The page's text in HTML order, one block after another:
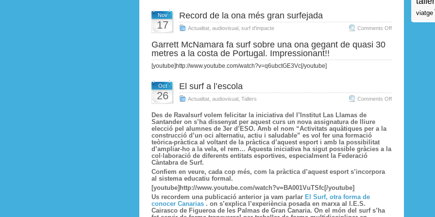
Nov
17
Record de la ona més gran surfejada
Actualitat audiovisual surf d'impacte Comments Offon
Garrett McNamara fa surf sobre una ona gegant de quasi 30
metres a la costa de Portugal. Impressionant!!
[youtube]http://www.youtube.com/watch?v=q6ubctGE3Vc[/youtube]
Oct
26
El surf a l’escola
Actualitat audiovisual Tallers Comments Offon
Des de Ravalsurf volem felicitar la iniciativa del
l’Institut Las Llamas de
Santander on s’ha dissenyat per aquest curs un nova assignatura de lliure
elecció pel alumnes de 3er d’ESO. Amb el nom “Activitats aquàtiques per a la
construcció d’un oci alternatiu, actiu i saludable” es vol fer una formació
teòrica-pràctica al voltant de la pràctica d’aquest esport i amb la possibilitat
d’ampliar-ho a la vela, el rem… Aquesta iniciativa ha sigut possible gràcies a la
col·laboració de diferents entitats esportives, especialment la Federació
Càntabra de Surf.
Confiem en veure, cada cop més, com la pràctica d’aquest esport s’incorpora
al sistema educatiu formal.
[youtube]http://www.youtube.com/watch?v=BA001VuTSfc[/youtube]
Us recordem una publicació anterior ja vam parlar El Surf, otra forma de
conocer Canarias . on s’explica l’experiència posada en marxa al I.E.S.
Cairasco de Figueroa de les Palmas de Gran Canaria. On el món del surf s’ha
viatge